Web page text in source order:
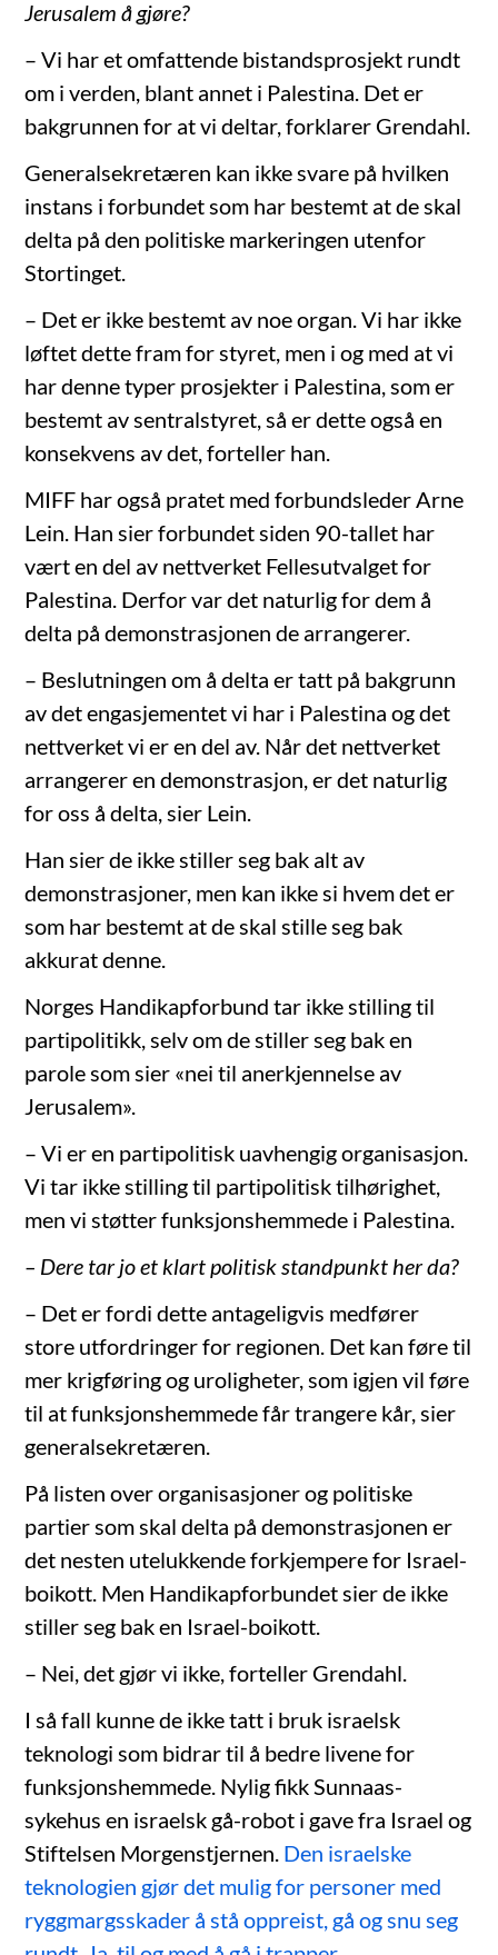
Jerusalem å gjøre?
– Vi har et omfattende bistandsprosjekt rundt
om i verden, blant annet i Palestina. Det er
bakgrunnen for at vi deltar, forklarer Grendahl.
Generalsekretæren kan ikke svare på hvilken
instans i forbundet som har bestemt at de skal
delta på den politiske markeringen utenfor
Stortinget.
– Det er ikke bestemt av noe organ. Vi har ikke
løftet dette fram for styret, men i og med at vi
har denne typer prosjekter i Palestina, som er
bestemt av sentralstyret, så er dette også en
konsekvens av det, forteller han.
MIFF har også pratet med forbundsleder Arne
Lein. Han sier forbundet siden 90-tallet har
vært en del av nettverket Fellesutvalget for
Palestina. Derfor var det naturlig for dem å
delta på demonstrasjonen de arrangerer.
– Beslutningen om å delta er tatt på bakgrunn
av det engasjementet vi har i Palestina og det
nettverket vi er en del av. Når det nettverket
arrangerer en demonstrasjon, er det naturlig
for oss å delta, sier Lein.
Han sier de ikke stiller seg bak alt av
demonstrasjoner, men kan ikke si hvem det er
som har bestemt at de skal stille seg bak
akkurat denne.
Norges Handikapforbund tar ikke stilling til
partipolitikk, selv om de stiller seg bak en
parole som sier «nei til anerkjennelse av
Jerusalem».
– Vi er en partipolitisk uavhengig organisasjon.
Vi tar ikke stilling til partipolitisk tilhørighet,
men vi støtter funksjonshemmede i Palestina.
– Dere tar jo et klart politisk standpunkt her da?
– Det er fordi dette antageligvis medfører
store utfordringer for regionen. Det kan føre til
mer krigføring og uroligheter, som igjen vil føre
til at funksjonshemmede får trangere kår, sier
generalsekretæren.
På listen over organisasjoner og politiske
partier som skal delta på demonstrasjonen er
det nesten utelukkende forkjempere for Israel-
boikott. Men Handikapforbundet sier de ikke
stiller seg bak en Israel-boikott.
– Nei, det gjør vi ikke, forteller Grendahl.
I så fall kunne de ikke tatt i bruk israelsk
teknologi som bidrar til å bedre livene for
funksjonshemmede. Nylig fikk Sunnaas-
sykehus en israelsk gå-robot i gave fra Israel og
Stiftelsen Morgenstjernen. Den israelske
teknologien gjør det mulig for personer med
ryggmargsskader å stå oppreist, gå og snu seg